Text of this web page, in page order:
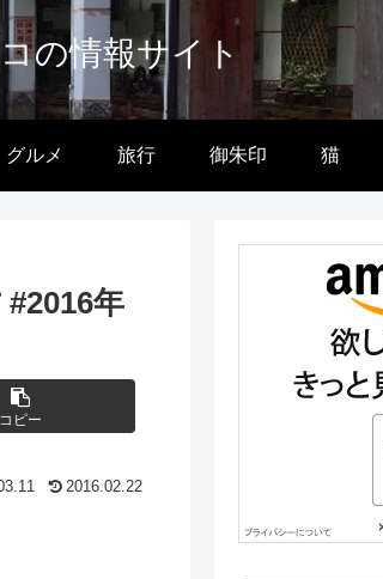
の情報サイト
グルメ 旅行 御朱印 猫
年
コピー
2016.02.22